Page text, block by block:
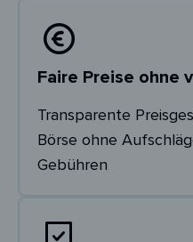
Faire Preise ohne
Transparente
Börse ohne
Gebühren